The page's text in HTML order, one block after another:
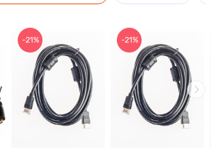
-21% -21%